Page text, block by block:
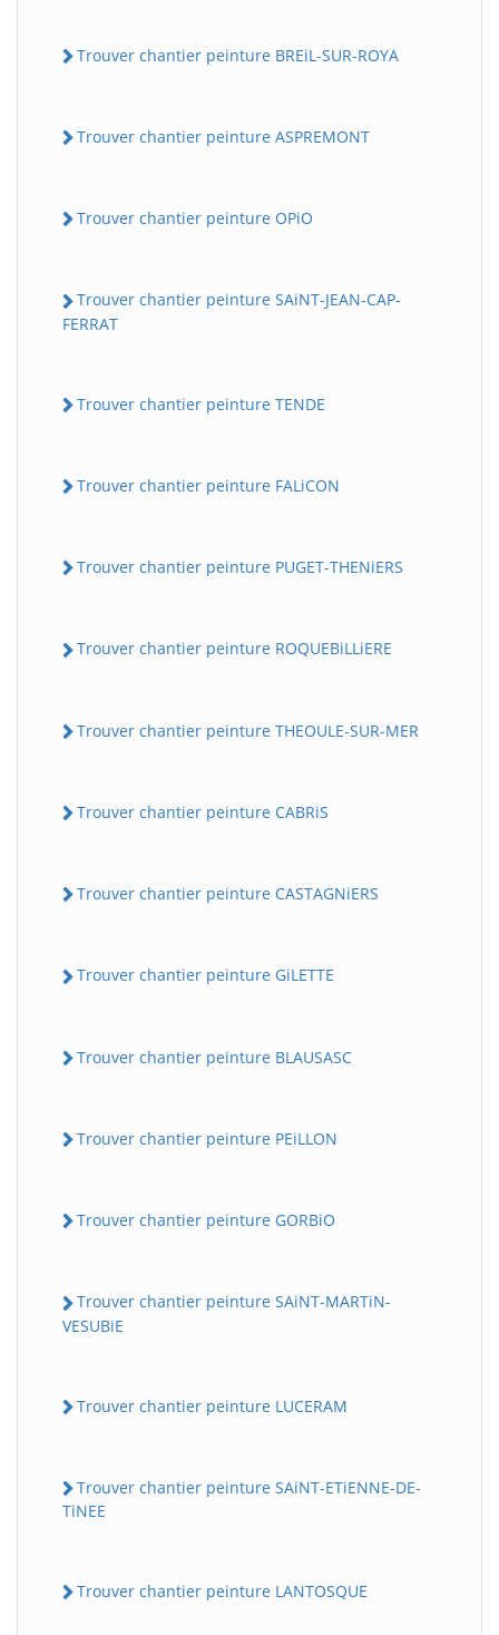
Trouver chantier peinture BREiL-SUR-ROYA
Trouver chantier peinture ASPREMONT
Trouver chantier peinture OPiO
Trouver chantier peinture SAiNT-JEAN-CAP-
FERRAT
Trouver chantier peinture TENDE
Trouver chantier peinture FALiCON
Trouver chantier peinture PUGET-THENiERS
Trouver chantier peinture ROQUEBiLLiERE
Trouver chantier peinture THEOULE-SUR-MER
Trouver chantier peinture CABRiS
Trouver chantier peinture CASTAGNiERS
Trouver chantier peinture GiLETTE
Trouver chantier peinture BLAUSASC
Trouver chantier peinture PEiLLON
Trouver chantier peinture GORBiO
Trouver chantier peinture SAiNT-MARTiN-
VESUBiE
Trouver chantier peinture LUCERAM
Trouver chantier peinture SAiNT-ETiENNE-DE-
TiNEE
Trouver chantier peinture LANTOSQUE